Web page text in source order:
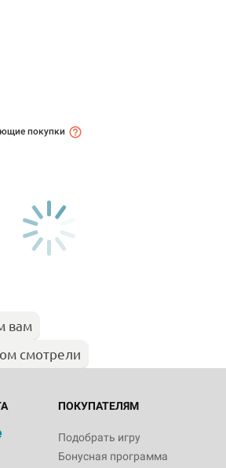
покупки
вам
смотрели
ПОКУПАТЕЛЯМ
Подобрать игру
Бонусная программа